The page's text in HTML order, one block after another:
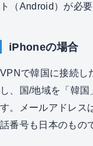
ト（Android）が必要
iPhoneの場合
VPNで韓国に接続し
し、国/地域を「韓
す。メールアドレス
話番号も日本のもの